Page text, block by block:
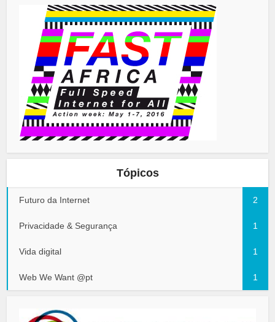
Tópicos
Futuro da Internet 2
Privacidade & Segurança 1
Vida digital 1
Web We Want @pt 1